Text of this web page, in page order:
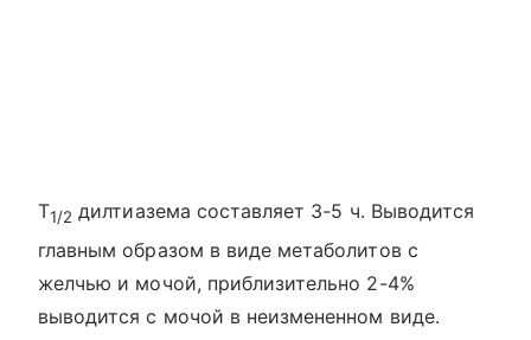
T1/2 дилтиазема составляет 3-5 ч. Выводится
главным образом в виде метаболитов с
желчью и мочой, приблизительно 2-4%
выводится с мочой в неизмененном виде.